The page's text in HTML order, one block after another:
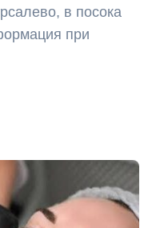
в посока
при